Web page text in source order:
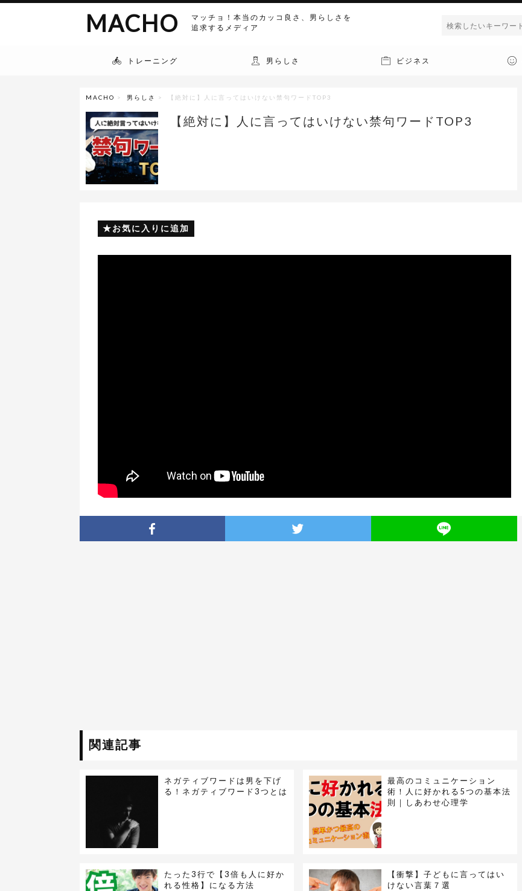
マッチョ！本当のカッコ良さ、男らしさを
追求するメディア
MACHO
トレーニング 男らしさ ビジネス
MACHO > 男らしさ > 【絶対に】人に言ってはいけない禁句ワードTOP3
【絶対に】人に言ってはいけない禁句ワードTOP3
お気に入りに追加
関連記事
ネガティブワードは男を下げ
る！ネガティブワード3つとは
最高のコミュニケーション
術！人に好かれる5つの基本法
則｜しあわせ心理学
たった3行で【3倍も人に好か
れる性格】になる方法
【衝撃】子どもに言ってはい
けない言葉７選